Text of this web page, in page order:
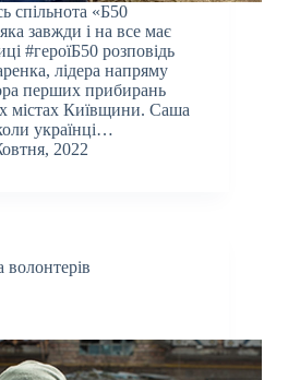
спільнота «Б50
завжди і на все має
#героїБ50 розповідь
лідера напряму
перших прибирань
містах Київщини. Саша
українці…
2022
волонтерів